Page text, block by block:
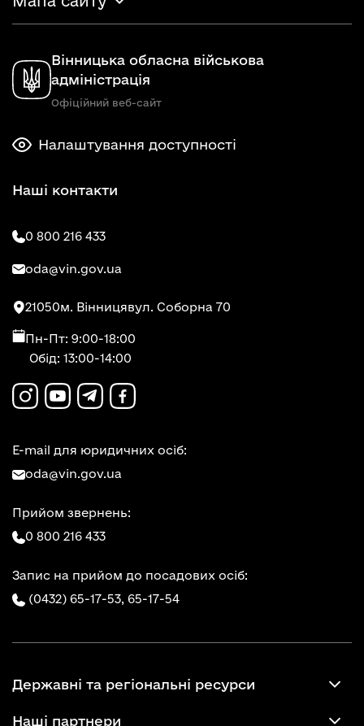
Вінницька обласна військова
адміністрація
Офіційний веб-сайт
Налаштування доступності
Наші контакти
0 800 216 433
oda@vin.gov.ua
21050м. Вінницявул. Соборна 70
Пн-Пт: 9:00-18:00
Обід: 13:00-14:00
E-mail для юридичних осіб:
oda@vin.gov.ua
Прийом звернень:
0 800 216 433
Запис на прийом до посадових осіб:
(0432) 65-17-53, 65-17-54
Державні та регіональні ресурси
Наші партнери